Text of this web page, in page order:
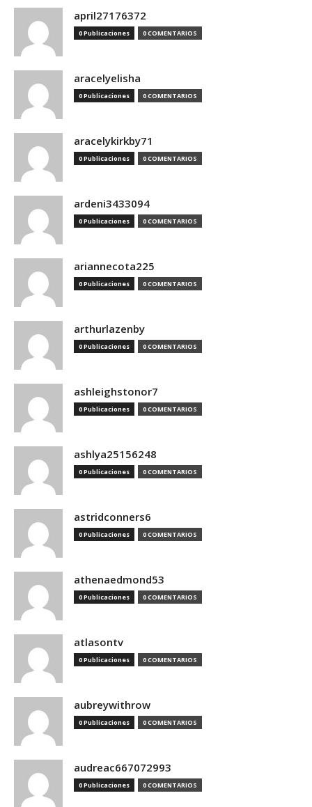
april27176372
0 Publicaciones 0 COMENTARIOS
aracelyelisha
0 Publicaciones 0 COMENTARIOS
aracelykirkby71
0 Publicaciones 0 COMENTARIOS
ardeni3433094
0 Publicaciones 0 COMENTARIOS
ariannecota225
0 Publicaciones 0 COMENTARIOS
arthurlazenby
0 Publicaciones 0 COMENTARIOS
ashleighstonor7
0 Publicaciones 0 COMENTARIOS
ashlya25156248
0 Publicaciones 0 COMENTARIOS
astridconners6
0 Publicaciones 0 COMENTARIOS
athenaedmond53
0 Publicaciones 0 COMENTARIOS
atlasontv
0 Publicaciones 0 COMENTARIOS
aubreywithrow
0 Publicaciones 0 COMENTARIOS
audreac667072993
0 Publicaciones 0 COMENTARIOS